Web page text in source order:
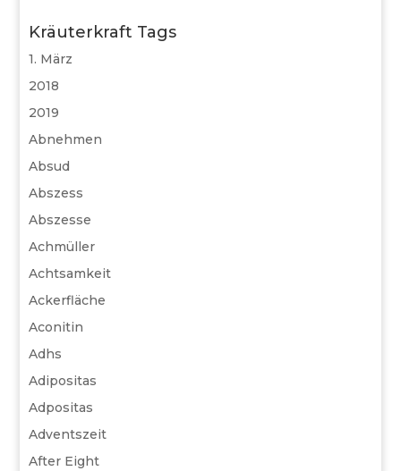
Kräuterkraft Tags
1. März
2018
2019
Abnehmen
Absud
Abszess
Abszesse
Achmüller
Achtsamkeit
Ackerfläche
Aconitin
Adhs
Adipositas
Adpositas
Adventszeit
After Eight